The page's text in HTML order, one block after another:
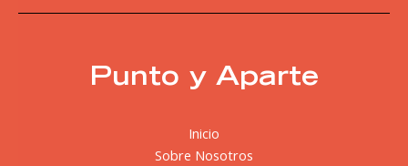
Punto y Aparte
Inicio
Sobre Nosotros